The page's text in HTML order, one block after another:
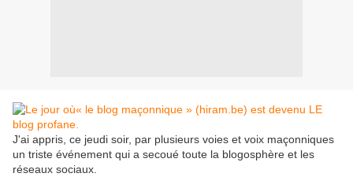
J'ai appris, ce jeudi soir, par plusieurs voies et voix maçonniques
un triste événement qui a secoué toute la blogosphère et les
réseaux sociaux.